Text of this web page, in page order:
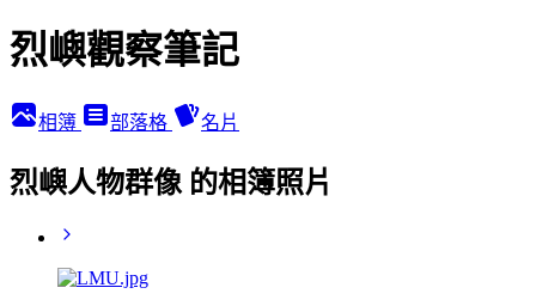
烈嶼觀察筆記
相簿 部落格 名片
烈嶼人物群像 的相簿照片